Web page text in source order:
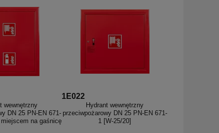
wewnętrzny
DN 25 PN-EN 671-
na gaśnicę
1E022
Hydrant wewnętrzny
przeciwpożarowy DN 25 PN-EN 671-
1 [W-25/20]